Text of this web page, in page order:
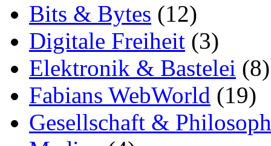
Bits & Bytes (12)
Digitale Freiheit (3)
Elektronik & Bastelei (8)
Fabians WebWorld (19)
Gesellschaft &